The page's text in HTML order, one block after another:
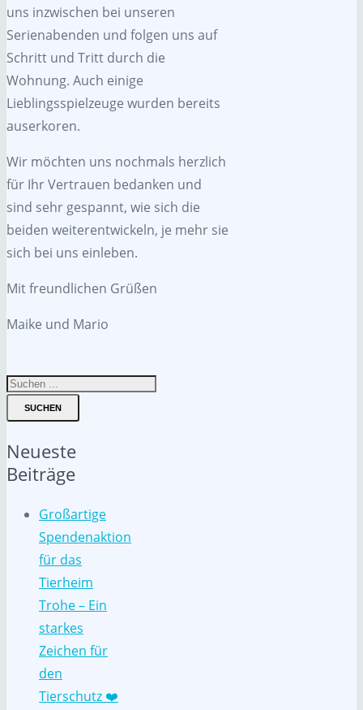
uns inzwischen bei unseren
Serienabenden und folgen uns auf
Schritt und Tritt durch die
Wohnung. Auch einige
Lieblingsspielzeuge wurden bereits
auserkoren.
Wir möchten uns nochmals herzlich
für Ihr Vertrauen bedanken und
sind sehr gespannt, wie sich die
beiden weiterentwickeln, je mehr sie
sich bei uns einleben.
Mit freundlichen Grüßen
Maike und Mario
SUCHEN
Neueste
Beiträge
Großartige
Spendenaktion
für das
Tierheim
Trohe – Ein
starkes
Zeichen für
den
Tierschutz ❤️